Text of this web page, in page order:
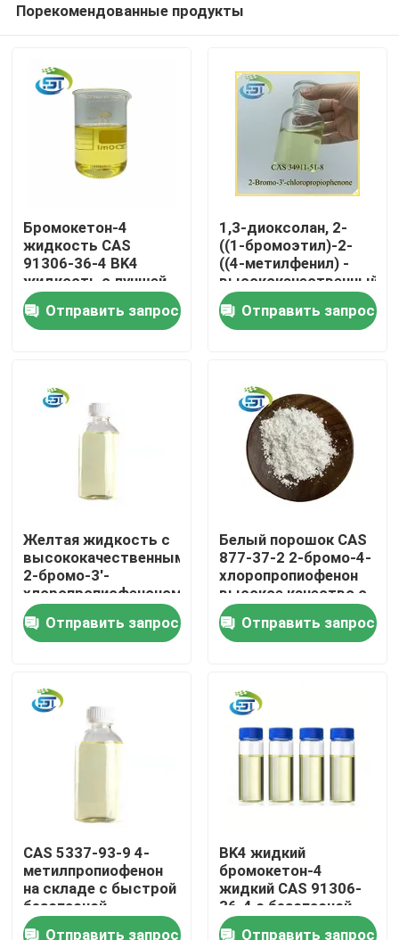
О нас
Путешествие фабрики
Проверка качества
Свяжитесь мы
Химикат BMK
ПМК Кемикал
Химикат BDO
Порекомендованные продукты
Бромокетон-4
жидкость CAS
91306-36-4 BK4
жидкость с лучшей
ценой
Отправить запрос
1,3-диоксолан, 2-
((1-бромоэтил)-2-
((4-метилфенил) -
высококачественный
CAS 91306-36-4
Отправить запрос
Желтая жидкость с
высококачественным
2-бромо-3'-
хлоропропиофеноном
CAS 34911-51-8
Отправить запрос
Белый порошок CAS
877-37-2 2-бромо-4-
хлоропропиофенон
высокое качество с
безопасной
доставкой
Отправить запрос
CAS 5337-93-9 4-
метилпропиофенон
на складе с быстрой
безопасной
доставкой и
Отправить запрос
BK4 жидкий
бромокетон-4
жидкий CAS 91306-
36-4 с безопасной
доставкой и лучшей
Отправить запрос